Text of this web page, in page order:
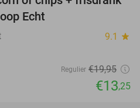
34%
Echt
9.1 star
Regulier €19,95
€13,25